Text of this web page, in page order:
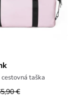
taška
€